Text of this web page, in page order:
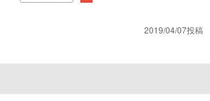
2019/04/07投稿